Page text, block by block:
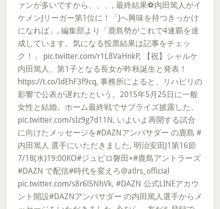
ァンが多いですから、、、, 最終結果⚽️内田篤人がイ
ケメンJリーガー第1位に！「Jへ興味を持つきっかけ
になれば」, 編集部より「鹿島勢がこれで4連覇を達
成しています。気になる投票結果は記事をチェッ
ク！」 pic.twitter.com/r1L8VaHnkP, 【祝】シャルケ
内田篤人、第1子となる長女が昨秋誕生と発表！
https://t.co/IdEhF3f9cq, 事務所によると、リハビリの
影響で公表が遅れたという。2015年5月25日に一般
女性と結婚。ホーム最終戦でサプライズ披露した。
pic.twitter.com/sIz9g7d11N, いよいよ再開する試合
に向けたメッセージを#DAZNアンバサダー の鹿島 #
内田篤人 選手にいただきました, 明治安田J1第16節
7/18(水)19:00KO#ジュビロ磐田×#鹿島アントラーズ
#DAZN で配信#時代を変えろ@atlrs_official
pic.twitter.com/s8r6l5NhVk, #DAZN 公式LINEアカウ
ント開設#DAZNアンバサダー の内田篤人選手からメ